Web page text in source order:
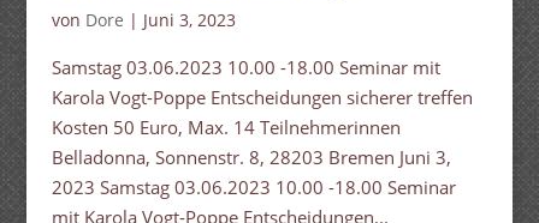
von Dore | Juni 3, 2023
Samstag 03.06.2023 10.00 -18.00 Seminar mit
Karola Vogt-Poppe Entscheidungen sicherer treffen
Kosten 50 Euro, Max. 14 Teilnehmerinnen
Belladonna, Sonnenstr. 8, 28203 Bremen Juni 3,
2023 Samstag 03.06.2023 10.00 -18.00 Seminar
mit Karola Vogt-Poppe Entscheidungen...